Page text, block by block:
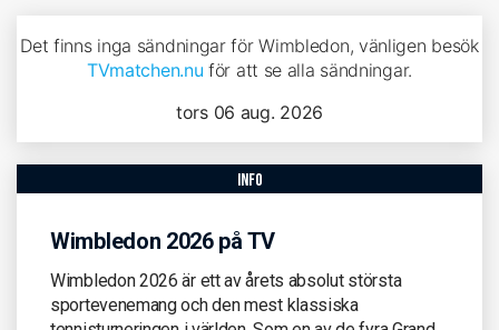
Det finns inga sändningar för Wimbledon, vänligen besök
TVmatchen.nu för att se alla sändningar.
tors 06 aug. 2026
info
Wimbledon 2026 på TV
Wimbledon 2026 är ett av årets absolut största
sportevenemang och den mest klassiska